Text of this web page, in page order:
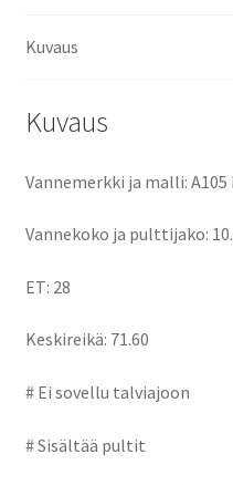
o
Kuvaus
Kuvaus
Vannemerkki ja malli:
Vannekoko ja pulttijako:
ET: 28
Keskireikä: 71.60
# Ei sovellu talviajoon
# Sisältää pultit